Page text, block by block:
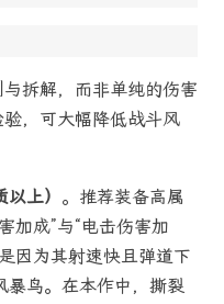
拆解，而非单纯的伤害
，可大幅降低战斗风
上） 。推荐装备高属
加成”与“电击伤害加
因为其射速快且弹道下
暴鸟。在本作中，撕裂